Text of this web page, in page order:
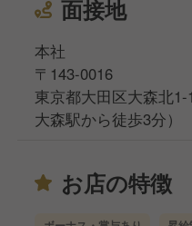
面接地
本社
〒143-0016
東京都大田区大森北
大森駅から徒歩3分）
お店の特徴